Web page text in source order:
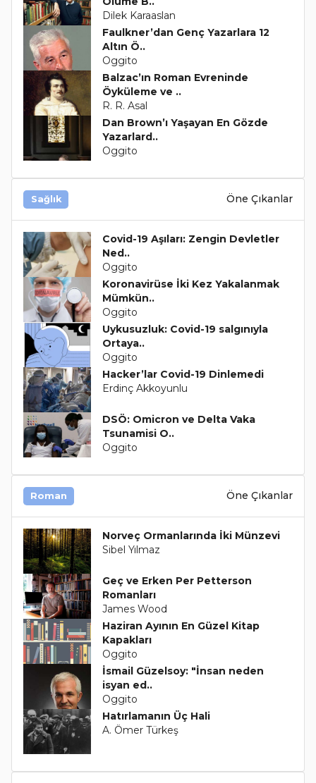
Dilek Karaaslan
Faulkner’dan Genç Yazarlara 12
Altın Ö..
Oggito
Balzac’ın Roman Evreninde
Öyküleme ve ..
R. R. Asal
Dan Brown’ı Yaşayan En Gözde
Yazarlard..
Oggito
Sağlık Öne Çıkanlar
Covid-19 Aşıları: Zengin Devletler
Ned..
Oggito
Koronavirüse İki Kez Yakalanmak
Mümkün..
Oggito
Uykusuzluk: Covid-19 salgınıyla
Ortaya..
Oggito
Hacker’lar Covid-19 Dinlemedi
Erdinç Akkoyunlu
DSÖ: Omicron ve Delta Vaka
Tsunamisi O..
Oggito
Roman Öne Çıkanlar
Norveç Ormanlarında İki Münzevi
Sibel Yılmaz
Geç ve Erken Per Petterson
Romanları
James Wood
Haziran Ayının En Güzel Kitap
Kapakları
Oggito
İsmail Güzelsoy: "İnsan neden
isyan ed..
Oggito
Hatırlamanın Üç Hali
A. Ömer Türkeş